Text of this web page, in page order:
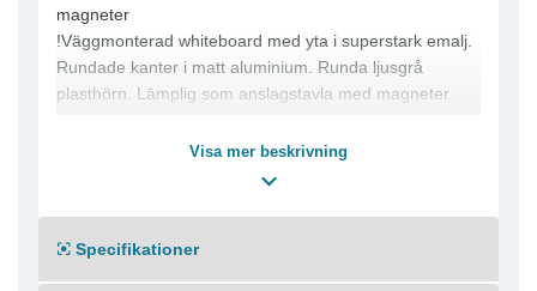
magneter
!Väggmonterad whiteboard med yta i superstark emalj.
Rundade kanter i matt aluminium. Runda ljusgrå
plasthörn. Lämplig som anslagstavla med magneter.
monteringsanvisning
Visa mer beskrivning
Specifikationer